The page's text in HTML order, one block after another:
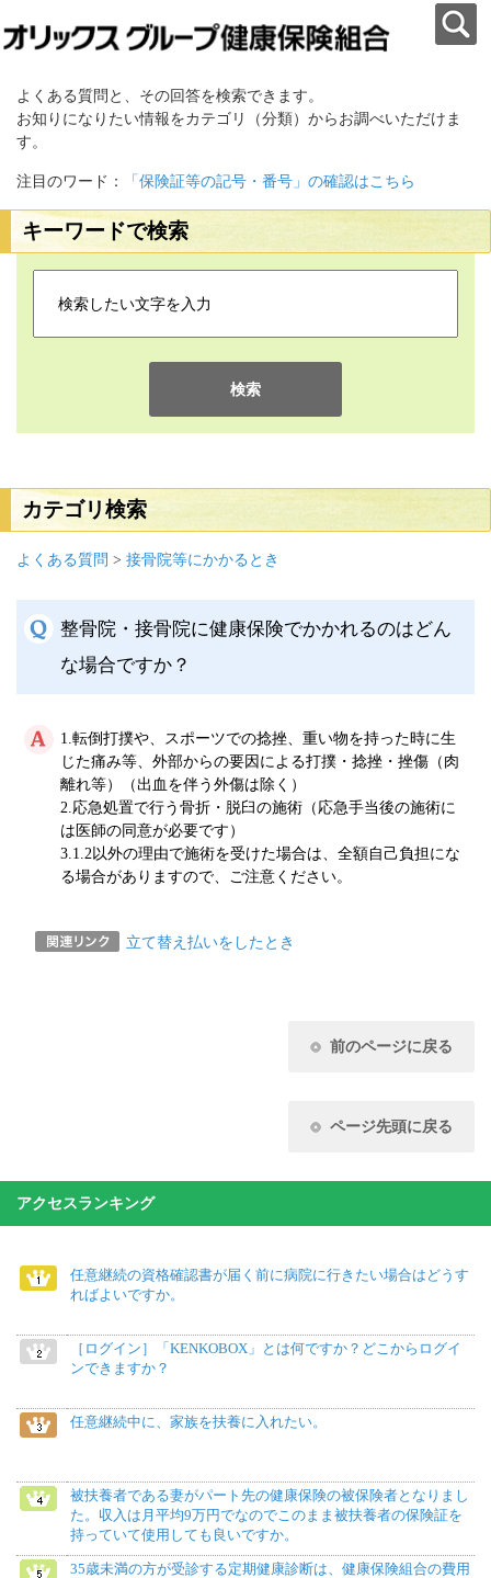
よくある質問と、その回答を検索できます。
お知りになりたい情報をカテゴリ（分類）からお調べいただけま
す。
注目のワード： 「保険証等の記号・番号」の確認はこちら
キーワードで検索
検索
カテゴリ検索
よくある質問 > 接骨院等にかかるとき
整骨院・接骨院に健康保険でかかれるのはどん
な場合ですか？
1.転倒打撲や、スポーツでの捻挫、重い物を持った時に生
じた痛み等、外部からの要因による打撲・捻挫・挫傷（肉
離れ等）（出血を伴う外傷は除く）
2.応急処置で行う骨折・脱臼の施術（応急手当後の施術に
は医師の同意が必要です）
3.1.2以外の理由で施術を受けた場合は、全額自己負担にな
る場合がありますので、ご注意ください。
立て替え払いをしたとき
前のページに戻る
ページ先頭に戻る
アクセスランキング
任意継続の資格確認書が届く前に病院に行きたい場合はどうす
ればよいですか。
［ログイン］「KENKOBOX」とは何ですか？どこからログイ
ンできますか？
任意継続中に、家族を扶養に入れたい。
被扶養者である妻がパート先の健康保険の被保険者となりまし
た。収入は月平均9万円でなのでこのまま被扶養者の保険証を
持っていて使用しても良いですか。
35歳未満の方が受診する定期健康診断は、健康保険組合の費用